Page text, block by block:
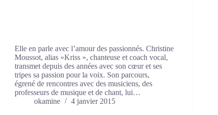
Elle en parle avec l’amour des passionnés. Christine
Moussot, alias »Kriss », chanteuse et coach vocal,
transmet depuis des années avec son cœur et ses
tripes sa passion pour la voix. Son parcours,
égrené de rencontres avec des musiciens, des
professeurs de musique et de chant, lui…
okamine
4 janvier 2015